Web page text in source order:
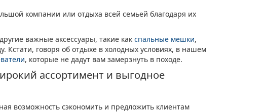
компании или отдыха всей семьей благодаря их
важные аксессуары, такие как спальные мешки,
Кстати, говоря об отдыхе в холодных условиях, в нашем
, которые не дадут вам замерзнуть в походе.
ассортимент и выгодное
возможность сэкономить и предложить клиентам